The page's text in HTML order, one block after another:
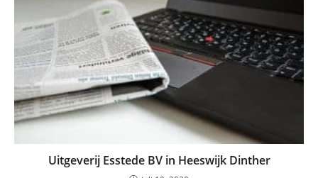
Uitgeverij Esstede BV in Heeswijk Dinther